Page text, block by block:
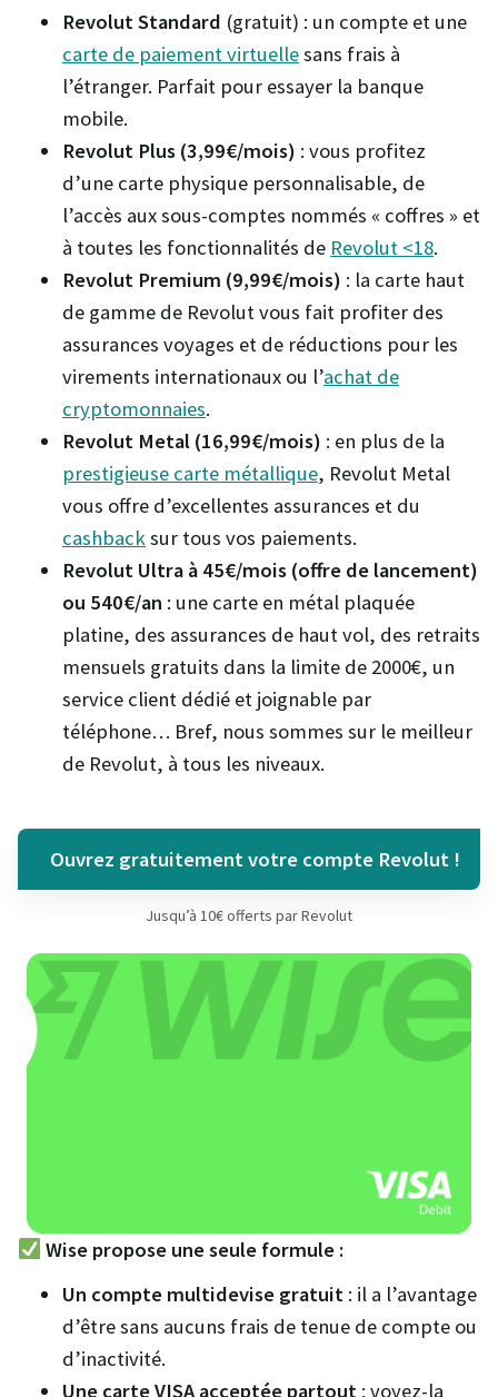
Revolut Standard (gratuit) : un compte et une
carte de paiement virtuellesans frais à
l’étranger. Parfait pour essayer la banque
mobile.
Revolut Plus (3,99€/mois) : vous profitez
d’une carte physique personnalisable, de
l’accès aux sous-comptes nommés « coffres » et
à toutes les fonctionnalités de Revolut <18.
Revolut Premium (9,99€/mois) : la carte haut
de gamme de Revolut vous fait profiter des
assurances voyages et de réductions pour les
virements internationaux ou l’achat de
cryptomonnaies.
Revolut Metal (16,99€/mois) : en plus de la
prestigieuse carte métallique, Revolut Metal
vous offre d’excellentes assurances et du
cashbacksur tous vos paiements.
Revolut Ultra à 45€/mois (offre de lancement)
ou 540€/an : une carte en métal plaquée
platine, des assurances de haut vol, des retraits
mensuels gratuits dans la limite de 2000€, un
service client dédié et joignable par
téléphone… Bref, nous sommes sur le meilleur
de Revolut, à tous les niveaux.
Ouvrez gratuitement votre compte Revolut !
Jusqu’à 10€ offerts par Revolut
Wise propose une seule formule :
Un compte multidevise gratuit : il a l’avantage
d’être sans aucuns frais de tenue de compte ou
d’inactivité.
Une carte VISA acceptée partout : voyez-la